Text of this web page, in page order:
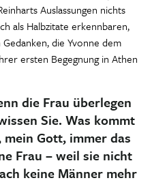
Auslassungen nichts
als Halbzitate erkennbaren,
die Yvonne dem
ersten Begegnung in Athen
die Frau überlegen
Sie. Was kommt
mein Gott, immer das
Frau – weil sie nicht
keine Männer mehr